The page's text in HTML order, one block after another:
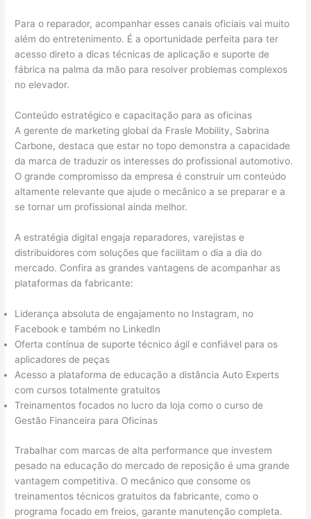
Para o reparador, acompanhar esses canais oficiais vai muito
além do entretenimento. É a oportunidade perfeita para ter
acesso direto a dicas técnicas de aplicação e suporte de
fábrica na palma da mão para resolver problemas complexos
no elevador.
Conteúdo estratégico e capacitação para as oficinas
A gerente de marketing global da Frasle Mobility, Sabrina
Carbone, destaca que estar no topo demonstra a capacidade
da marca de traduzir os interesses do profissional automotivo.
O grande compromisso da empresa é construir um conteúdo
altamente relevante que ajude o mecânico a se preparar e a
se tornar um profissional ainda melhor.
A estratégia digital engaja reparadores, varejistas e
distribuidores com soluções que facilitam o dia a dia do
mercado. Confira as grandes vantagens de acompanhar as
plataformas da fabricante:
Liderança absoluta de engajamento no Instagram, no
Facebook e também no LinkedIn
Oferta contínua de suporte técnico ágil e confiável para os
aplicadores de peças
Acesso a plataforma de educação a distância Auto Experts
com cursos totalmente gratuitos
Treinamentos focados no lucro da loja como o curso de
Gestão Financeira para Oficinas
Trabalhar com marcas de alta performance que investem
pesado na educação do mercado de reposição é uma grande
vantagem competitiva. O mecânico que consome os
treinamentos técnicos gratuitos da fabricante, como o
programa focado em freios, garante manutenção completa.